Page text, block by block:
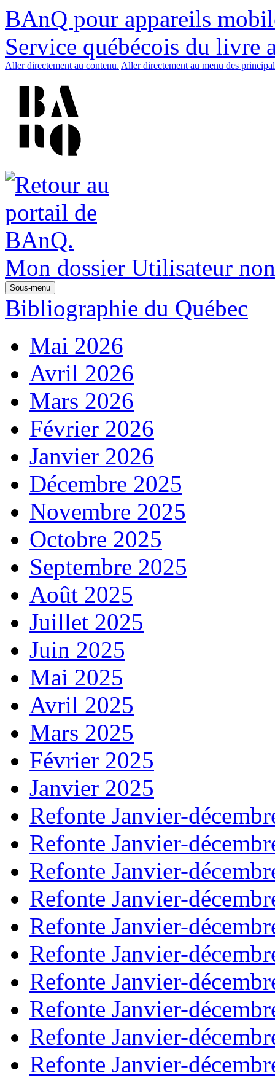
BAnQ pour appareils
Service québécois du livre
Aller directement au contenu. Aller directement au menu des
Mon dossier Utilisateur
Sous-menu
Bibliographie du Québec
Mai 2026
Avril 2026
Mars 2026
Février 2026
Janvier 2026
Décembre 2025
Novembre 2025
Octobre 2025
Septembre 2025
Août 2025
Juillet 2025
Juin 2025
Mai 2025
Avril 2025
Mars 2025
Février 2025
Janvier 2025
Refonte Janvier-
Refonte Janvier-
Refonte Janvier-
Refonte Janvier-
Refonte Janvier-
Refonte Janvier-
Refonte Janvier-
Refonte Janvier-
Refonte Janvier-
Refonte Janvier-